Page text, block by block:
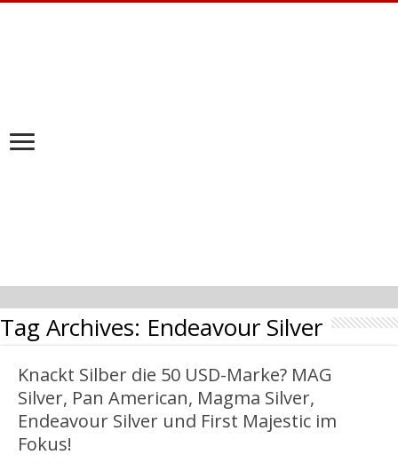
Tag Archives: Endeavour Silver
Knackt Silber die 50 USD-Marke? MAG
Silver, Pan American, Magma Silver,
Endeavour Silver und First Majestic im
Fokus!